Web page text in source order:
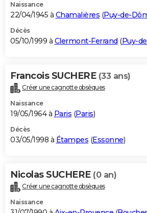
Naissance
22/04/1945 à Chamalières (Puy-de-
Décès
05/10/1999 à Clermont-Ferrand (Puy-
Francois SUCHERE (33 ans)
Créer une cagnotte obsèques
Naissance
19/05/1964 à Paris (Paris)
Décès
03/05/1998 à Étampes (Essonne)
Nicolas SUCHERE (0 an)
Créer une cagnotte obsèques
Naissance